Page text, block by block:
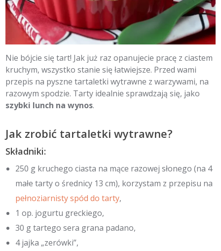
Nie bójcie się tart! Jak już raz opanujecie pracę z ciastem
kruchym, wszystko stanie się łatwiejsze. Przed wami
przepis na pyszne tartaletki wytrawne z warzywami, na
razowym spodzie. Tarty idealnie sprawdzają się, jako
szybki lunch na wynos.
Jak zrobić tartaletki wytrawne?
Składniki:
250 g kruchego ciasta na mące razowej słonego (na 4
małe tarty o średnicy 13 cm), korzystam z przepisu na
pełnoziarnisty spód do tarty,
1 op. jogurtu greckiego,
30 g tartego sera grana padano,
4 jajka „zerówki”,